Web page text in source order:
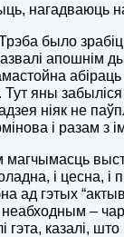
нагадваюць
было
апошнім
яны забыліся
ніяк не
і разам з
і цесна,
ад гэтых
–
гэта, казалі,